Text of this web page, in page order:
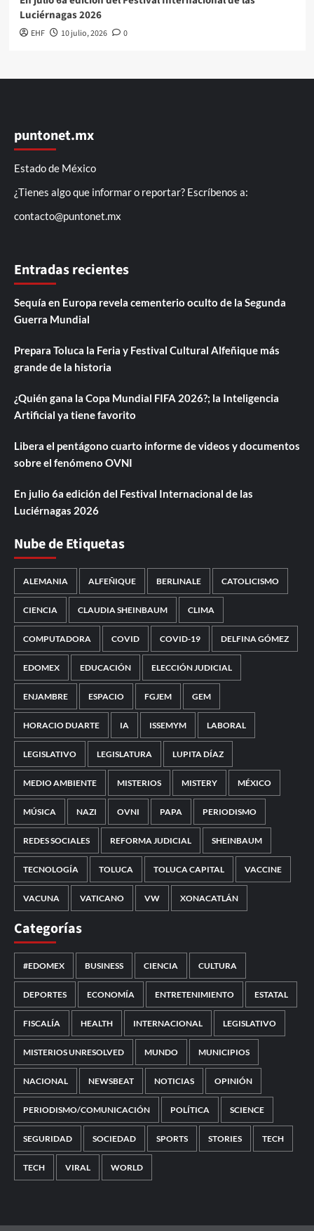
Luciérnagas 2026
EHF 10 julio, 2026 0
puntonet.mx
Estado de México
¿Tienes algo que informar o reportar? Escríbenos a:
contacto@puntonet.mx
Entradas recientes
Sequía en Europa revela cementerio oculto de la Segunda
Guerra Mundial
Prepara Toluca la Feria y Festival Cultural Alfeñique más
grande de la historia
¿Quién gana la Copa Mundial FIFA 2026?; la Inteligencia
Artificial ya tiene favorito
Libera el pentágono cuarto informe de videos y documentos
sobre el fenómeno OVNI
En julio 6a edición del Festival Internacional de las
Luciérnagas 2026
Nube de Etiquetas
ALEMANIA ALFEÑIQUE BERLINALE CATOLICISMO
CIENCIA CLAUDIA SHEINBAUM CLIMA
COMPUTADORA COVID COVID-19 DELFINA GÓMEZ
EDOMEX EDUCACIÓN ELECCIÓN JUDICIAL
ENJAMBRE ESPACIO FGJEM GEM
HORACIO DUARTE IA ISSEMYM LABORAL
LEGISLATIVO LEGISLATURA LUPITA DÍAZ
MEDIO AMBIENTE MISTERIOS MISTERY MÉXICO
MÚSICA NAZI OVNI PAPA PERIODISMO
REDES SOCIALES REFORMA JUDICIAL SHEINBAUM
TECNOLOGÍA TOLUCA TOLUCA CAPITAL VACCINE
VACUNA VATICANO VW XONACATLÁN
Categorías
#EDOMEX BUSINESS CIENCIA CULTURA
DEPORTES ECONOMÍA ENTRETENIMIENTO ESTATAL
FISCALÍA HEALTH INTERNACIONAL LEGISLATIVO
MISTERIOS UNRESOLVED MUNDO MUNICIPIOS
NACIONAL NEWSBEAT NOTICIAS OPINIÓN
PERIODISMO/COMUNICACIÓN POLÍTICA SCIENCE
SEGURIDAD SOCIEDAD SPORTS STORIES TECH
TECH VIRAL WORLD